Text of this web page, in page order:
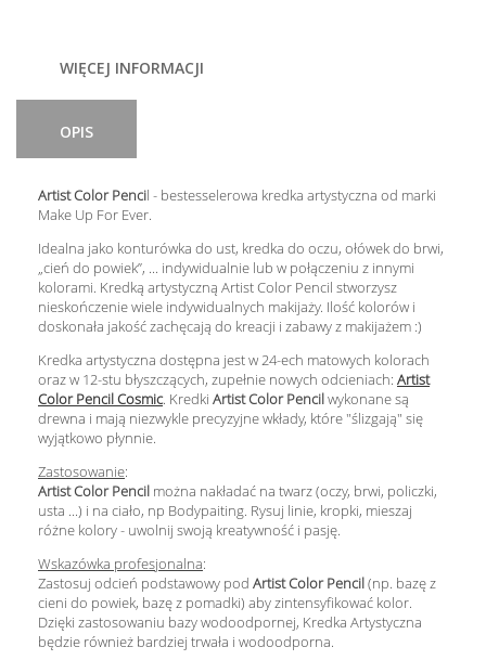
WIĘCEJ INFORMACJI
OPIS
Artist Color Pencil - bestesselerowa kredka artystyczna od marki
Make Up For Ever.
Idealna jako konturówka do ust, kredka do oczu, ołówek do brwi,
„cień do powiek”, ... indywidualnie lub w połączeniu z innymi
kolorami. Kredką artystyczną Artist Color Pencil stworzysz
nieskończenie wiele indywidualnych makijaży. Ilość kolorów i
doskonała jakość zachęcają do kreacji i zabawy z makijażem :)
Kredka artystyczna dostępna jest w 24-ech matowych kolorach
oraz w 12-stu błyszczących, zupełnie nowych odcieniach: Artist
Color Pencil Cosmic. Kredki Artist Color Pencilwykonane są
drewna i mają niezwykle precyzyjne wkłady, które "ślizgają" się
wyjątkowo płynnie.
Zastosowanie:
Artist Color Pencil można nakładać na twarz (oczy, brwi, policzki,
usta ...) i na ciało, np Bodypaiting. Rysuj linie, kropki, mieszaj
różne kolory - uwolnij swoją kreatywność i pasję.
Wskazówka profesjonalna:
Zastosuj odcień podstawowy pod Artist Color Pencil(np. bazę z
cieni do powiek, bazę z pomadki) aby zintensyfikować kolor.
Dzięki zastosowaniu bazy wodoodpornej, Kredka Artystyczna
będzie również bardziej trwała i wodoodporna.